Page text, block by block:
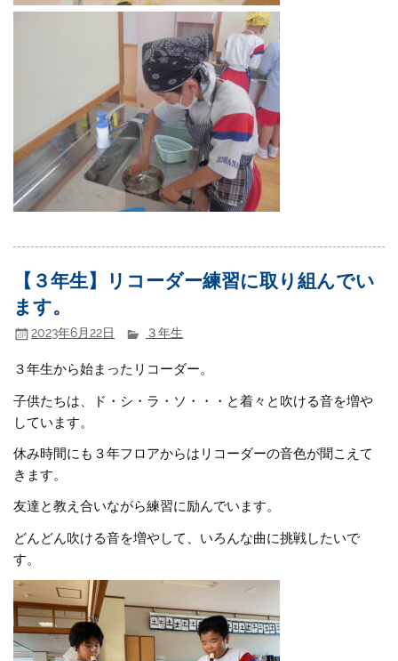
【３年生】リコーダー練習に取り組んでい
ます。
2023年6月22日 ３年生
３年生から始まったリコーダー。
子供たちは、ド・シ・ラ・ソ・・・と着々と吹ける音を増や
しています。
休み時間にも３年フロアからはリコーダーの音色が聞こえて
きます。
友達と教え合いながら練習に励んでいます。
どんどん吹ける音を増やして、いろんな曲に挑戦したいで
す。